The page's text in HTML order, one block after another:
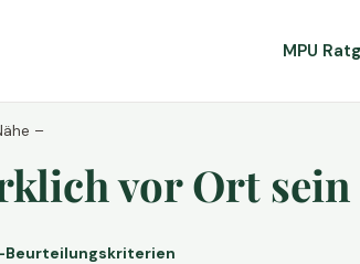
MPU
–
vor Ort
Beurteilungskriterien